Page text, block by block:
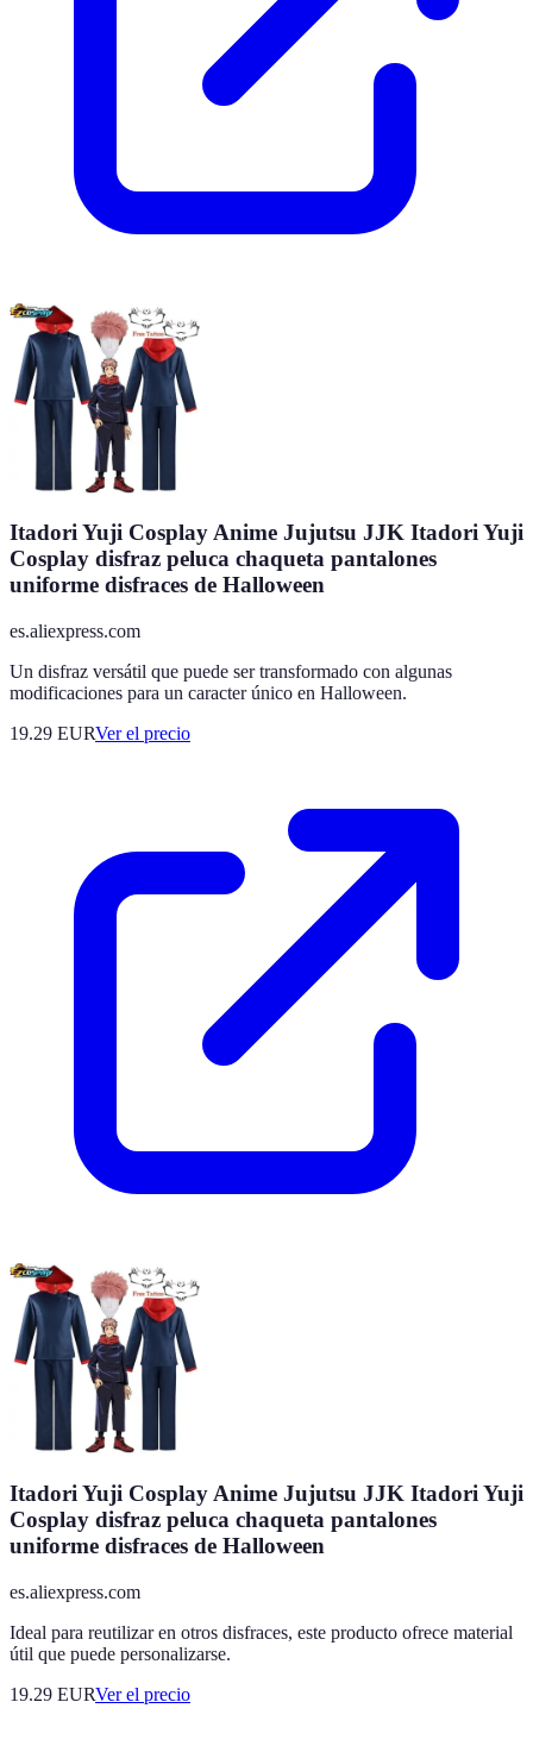
Itadori Yuji Cosplay Anime Jujutsu JJK Itadori Yuji
Cosplay disfraz peluca chaqueta pantalones
uniforme disfraces de Halloween
es.aliexpress.com
Un disfraz versátil que puede ser transformado con algunas
modificaciones para un caracter único en Halloween.
19.29 EURVer el precio
Itadori Yuji Cosplay Anime Jujutsu JJK Itadori Yuji
Cosplay disfraz peluca chaqueta pantalones
uniforme disfraces de Halloween
es.aliexpress.com
Ideal para reutilizar en otros disfraces, este producto ofrece material
útil que puede personalizarse.
19.29 EURVer el precio